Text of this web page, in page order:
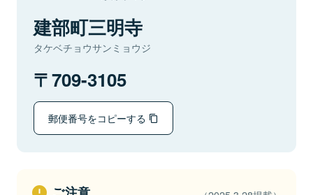
建部町三明寺
タケベチョウサンミョウジ
709-3105
郵便番号をコピーする